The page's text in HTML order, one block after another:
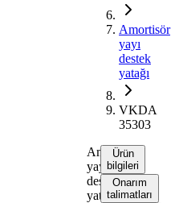
Amortisör
yayı
destek
yatağı
VKDA
35303
Amortisör
yayı
destek
yatağı
Ürün
bilgileri
Onarım
talimatları